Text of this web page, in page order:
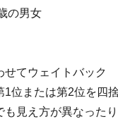
の男女
てウェイトバック
位または第2位を四
見え方が異なった